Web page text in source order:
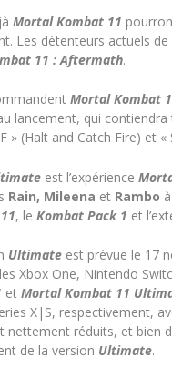
Mortal Kombat 11
Les détenteurs actuels de
11 : Aftermath.
Mortal Kombat
lancement, qui
» (Halt and Catch Fire) et «
est l’expérience
Rain, Mileena et Rambo
, leKombat Pack 1 et
Ultimate est prévue le 17
Xbox One, Nintendo
etMortal Kombat 11
X|S, respectivement,
nettement réduits, et bien
de la version Ultimate.